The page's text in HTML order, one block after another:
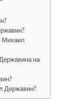
Михаил
на
Державин?